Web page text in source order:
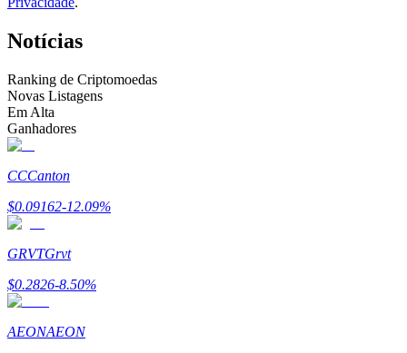
Análise de big data, incluindo informações comerciais, etc.
Notícias
Ranking de Criptomoedas
Novas Listagens
Em Alta
Ganhadores
CCCanton
$0.09162-12.09%
GRVTGrvt
$0.2826-8.50%
AEONAEON